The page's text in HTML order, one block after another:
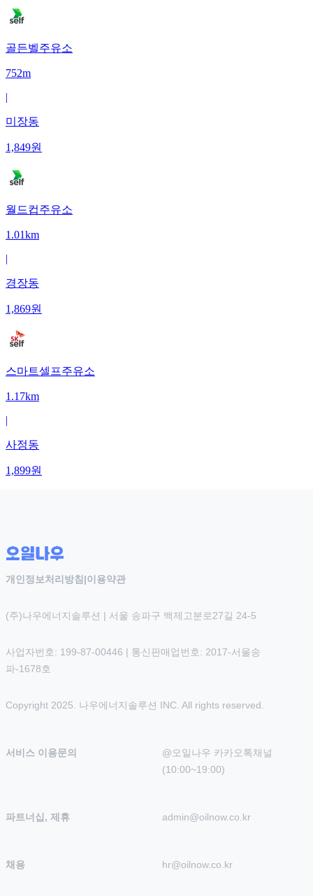
골든벨주유소
752m
|
미장동
1,849원
월드컵주유소
1.01km
|
경장동
1,869원
스마트셀프주유소
1.17km
|
사정동
1,899원
개인정보처리방침 |이용약관
(주)나우에너지솔루션 | 서울 송파구 백제고분로27길 24-5
사업자번호: 199-87-00446 | 통신판매업번호: 2017-서울송
파-1678호
Copyright 2025. 나우에너지솔루션 INC. All rights reserved.
서비스 이용문의
@오일나우 카카오톡채널
(10:00~19:00)
파트너십, 제휴 admin@oilnow.co.kr
채용 hr@oilnow.co.kr